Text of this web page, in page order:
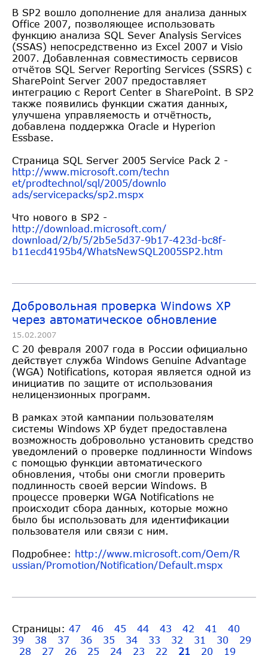
В SP2 вошло дополнение для анализа данных
Office 2007, позволяющее использовать
функцию анализа SQL Sever Analysis Services
(SSAS) непосредственно из Excel 2007 и Visio
2007. Добавленная совместимость сервисов
отчётов SQL Server Reporting Services (SSRS) с
SharePoint Server 2007 предоставляет
интеграцию с Report Center в SharePoint. В SP2
также появились функции сжатия данных,
улучшена управляемость и отчётность,
добавлена поддержка Oracle и Hyperion
Essbase.
Страница SQL Server 2005 Service Pack 2 -
http://www.microsoft.com/techn
et/prodtechnol/sql/2005/downlo
ads/servicepacks/sp2.mspx
Что нового в SP2 -
http://download.microsoft.com/
download/2/b/5/2b5e5d37-9b17-423d-bc8f-
b11ecd4195b4/WhatsNewSQL2005SP2.htm
Добровольная проверка Windows XP
через автоматическое обновление
15.02.2007
С 20 февраля 2007 года в России официально
действует служба Windows Genuine Advantage
(WGA) Notifications, которая является одной из
инициатив по защите от использования
нелицензионных программ.
В рамках этой кампании пользователям
системы Windows XP будет предоставлена
возможность добровольно установить средство
уведомлений о проверке подлинности Windows
с помощью функции автоматического
обновления, чтобы они смогли проверить
подлинность своей версии Windows. В
процессе проверки WGA Notifications не
происходит сбора данных, которые можно
было бы использовать для идентификации
пользователя или связи с ним.
Подробнее: http://www.microsoft.com/Oem/R
ussian/Promotion/Notification/Default.mspx
Страницы: 47 46 45 44 43 42 41
40
39
38 37 36 35 34 33 32 31 30
29
28
27 26 25 24 23 22 21 20 19